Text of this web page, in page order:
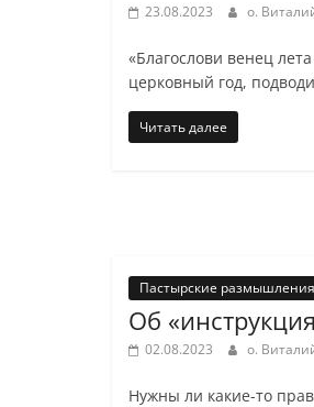
23.08.2023 о.
«Благослови венец
церковный год,
Читать далее
Пастырские размышления
Об
02.08.2023 о.
Нужны ли какие-то